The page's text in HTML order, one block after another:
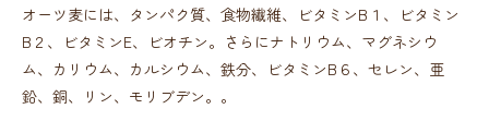
オーツ麦には、タンパク質、食物繊維、ビタミンB１、ビタミン
B２、ビタミンE、ビオチン。さらにナトリウム、マグネシウ
ム、カリウム、カルシウム、鉄分、ビタミンB６、セレン、亜
鉛、銅、リン、モリブデン。。